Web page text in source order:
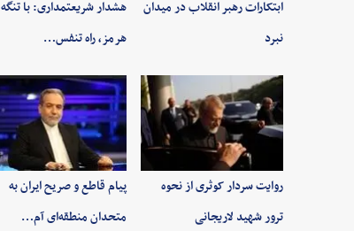
ابتکارات رهبر انقلاب در میدان
نبرد
هشدار شریعتمداری: با تنگه
هرمز، راه تنفس…
روایت سردار کوثری از نحوه
ترور شهید لاریجانی
پیام قاطع و صریح ایران به
متحدان منطقه‌ای آم…